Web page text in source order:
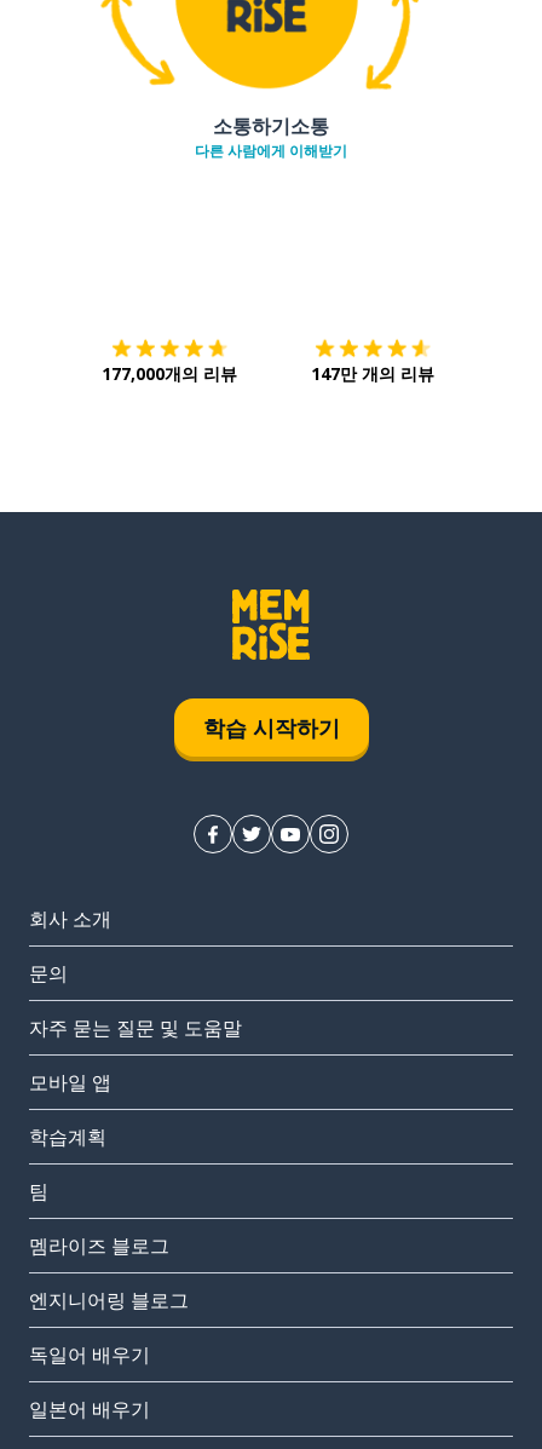
소통하기소통
다른 사람에게 이해받기
177,000개의 리뷰 147만 개의 리뷰
학습 시작하기
회사 소개
문의
자주 묻는 질문 및 도움말
모바일 앱
학습계획
팀
멤라이즈 블로그
엔지니어링 블로그
독일어 배우기
일본어 배우기